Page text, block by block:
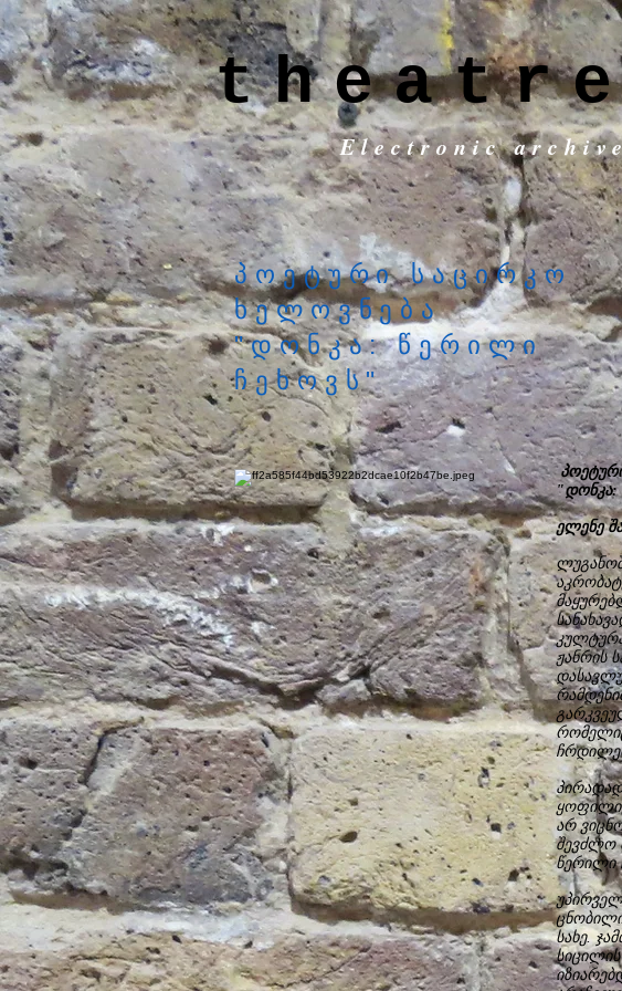
Electronic
პოეტური საცირკო
ხელოვნება
"დონკა: წერილი
ჩეხოვს"
"დონკა:
ელენე
ჟანრის
არ
შევძლო
წერილი
სახე.
სიცილის